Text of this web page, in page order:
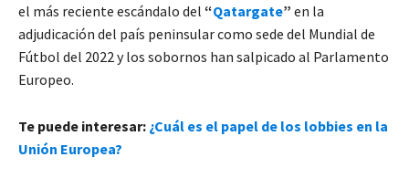
el más reciente escándalo del “Qatargate” en la
adjudicación del país peninsular como sede del Mundial de
Fútbol del 2022 y los sobornos han salpicado al Parlamento
Europeo.
Te puede interesar: ¿Cuál es el papel de los lobbies en la
Unión Europea?